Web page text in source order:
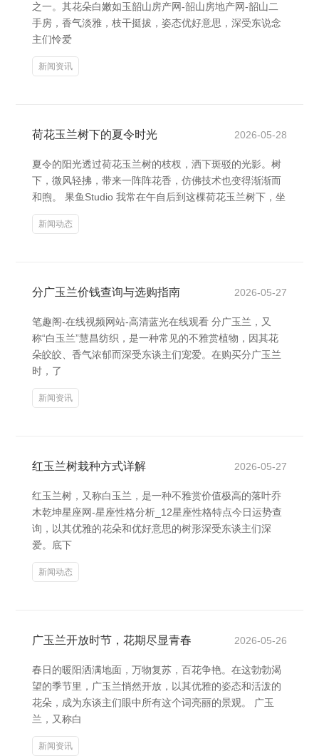
之一。其花朵白嫩如玉韶山房产网-韶山房地产网-韶山二
手房，香气淡雅，枝干挺拔，姿态优好意思，深受东说念
主们怜爱
新闻资讯
荷花玉兰树下的夏令时光 2026-05-28
夏令的阳光透过荷花玉兰树的枝杈，洒下斑驳的光影。树
下，微风轻拂，带来一阵阵花香，仿佛技术也变得渐渐而
和煦。 果鱼Studio 我常在午自后到这棵荷花玉兰树下，坐
新闻动态
分广玉兰价钱查询与选购指南 2026-05-27
笔趣阁-在线视频网站-高清蓝光在线观看 分广玉兰，又
称“白玉兰”慧昌纺织，是一种常见的不雅赏植物，因其花
朵皎皎、香气浓郁而深受东谈主们宠爱。在购买分广玉兰
时，了
新闻资讯
红玉兰树栽种方式详解 2026-05-27
红玉兰树，又称白玉兰，是一种不雅赏价值极高的落叶乔
木乾坤星座网-星座性格分析_12星座性格特点今日运势查
询，以其优雅的花朵和优好意思的树形深受东谈主们深
爱。底下
新闻动态
广玉兰开放时节，花期尽显青春 2026-05-26
春日的暖阳洒满地面，万物复苏，百花争艳。在这勃勃渴
望的季节里，广玉兰悄然开放，以其优雅的姿态和活泼的
花朵，成为东谈主们眼中所有这个词亮丽的景观。 广玉
兰，又称白
新闻资讯